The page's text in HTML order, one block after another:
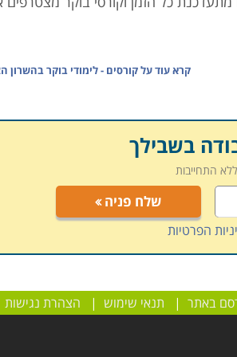
קרא עוד עלקורסים - לימודי בוקר בהשרון
בשבילך
התחייבות
שלח פניה
הפרטיות
באתר | תנאי שימוש | הצהרת נגישות